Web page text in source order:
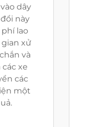
dây
này
lao
xử
và
xe
các
một